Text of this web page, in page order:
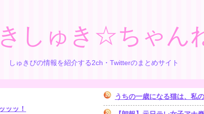
しゅき☆ちゃん
しゅきぴの情報を紹介する2ch・Twitterのまとめサイト
ッッ！
うちの一歳になる猫は、私の